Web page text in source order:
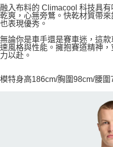
融入布料的 Climacool 科技具
乾爽，心無旁鶩。快乾材質帶
也表現優秀。
無論你是車手還是賽車迷，這
速風格與性能。擁抱賽道精神
力以赴。
模特身高186cm/胸圍98cm/腰圍